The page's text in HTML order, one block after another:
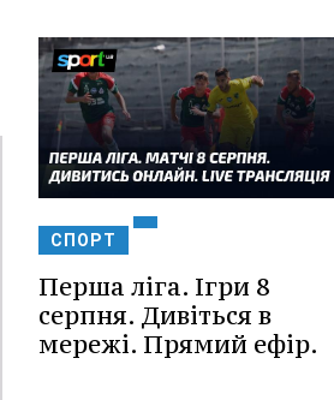
СПОРТ
Перша ліга. Ігри 8
серпня. Дивіться в
мережі. Прямий ефір.